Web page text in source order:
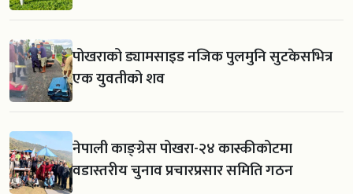
पोखराको ड्यामसाइड नजिक पुलमुनि सुटकेसभित्र
एक युवतीको शव
नेपाली काङ्ग्रेस पोखरा-२४ कास्कीकोटमा
वडास्तरीय चुनाव प्रचारप्रसार समिति गठन